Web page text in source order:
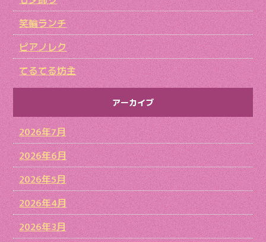
笑輪ランチ
ピアノレク
てるてる坊主
アーカイブ
2026年7月
2026年6月
2026年5月
2026年4月
2026年3月